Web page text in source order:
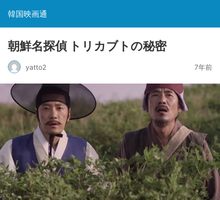
韓国映画通
朝鮮名探偵 トリカブトの秘密
yatto2 7年前